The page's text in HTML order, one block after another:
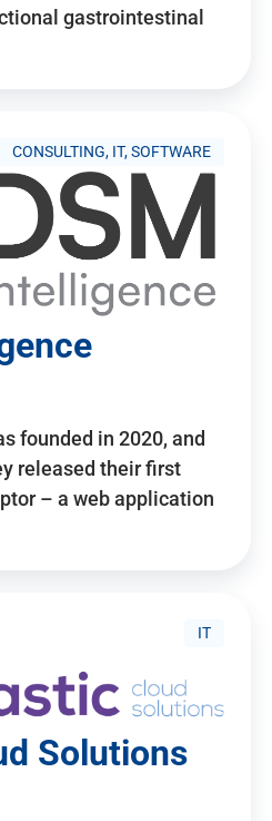
gastrointestinal
CONSULTING, IT, SOFTWARE
founded in 2020, and
released their first
– a web application
IT
Solutions